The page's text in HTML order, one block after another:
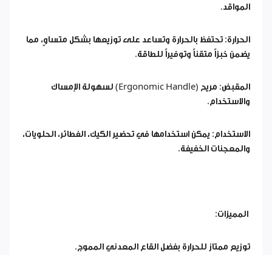
المواقد.
الحرارة: تحتفظ بالحرارة وتساعد على توزيعها بشكل متساوٍ، مما
يضمن خبزاً متقناً وتوفيراً للطاقة.
المقبض: مريح (Ergonomic Handle) لسهولة الإمساك
والاستخدام.
الاستخدام: يمكن استخدامها في تحضير الكيك، الفطائر، الحلويات،
والمعجنات الخفيفة.
المميزات:
توزيع ممتاز للحرارة بفضل القاع المعدني المموج.